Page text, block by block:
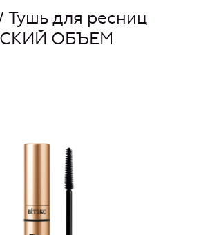
Тушь для ресниц
ОБЪЕМ